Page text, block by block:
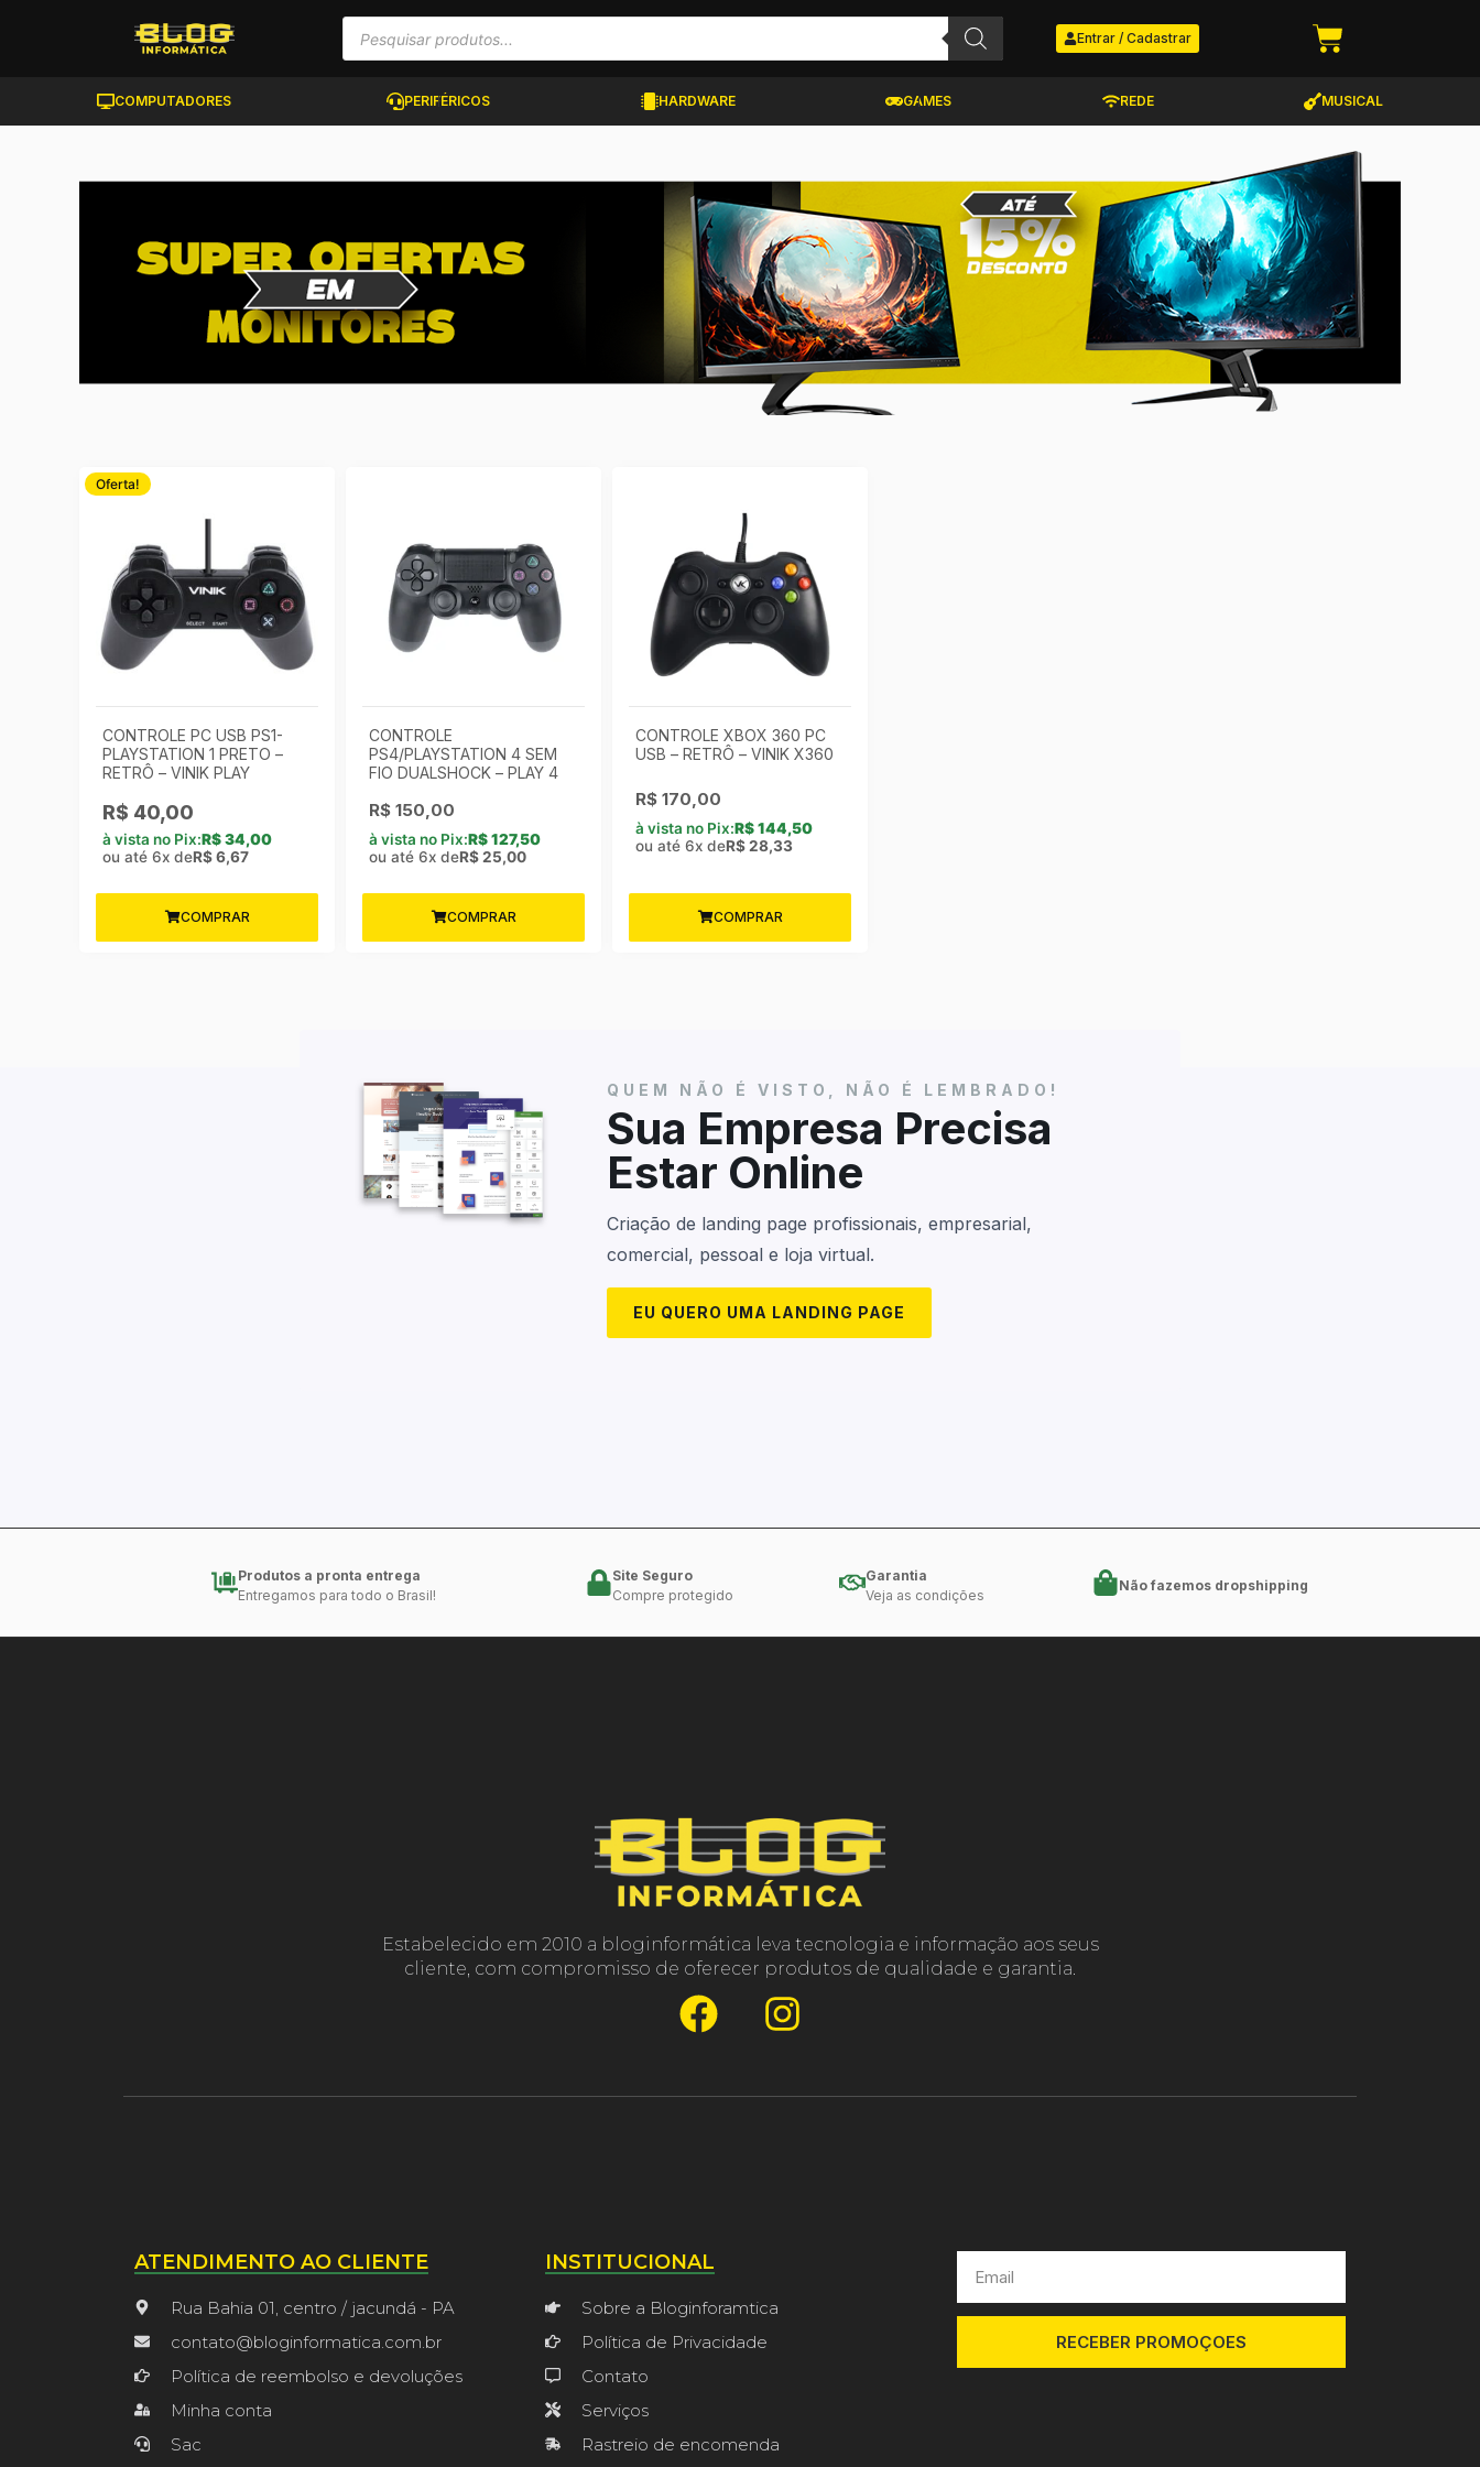
Entrar / Cadastrar
COMPUTADORES PERIFÉRICOS HARDWARE GAMES REDE MUSICAL
Oferta!
CONTROLE PC USB PS1-
PLAYSTATION 1 PRETO –
RETRÔ – VINIK PLAY
R$ 40,00
à vista no Pix:R$34,00
ou até 6x deR$6,67
COMPRAR
CONTROLE
PS4/PLAYSTATION 4 SEM
FIO DUALSHOCK – PLAY 4
R$ 150,00
à vista no Pix:R$127,50
ou até 6x deR$25,00
COMPRAR
CONTROLE XBOX 360 PC
USB – RETRÔ – VINIK X360
R$ 170,00
à vista no Pix:R$144,50
ou até 6x deR$28,33
COMPRAR
QUEM NÃO É VISTO, NÃO É LEMBRADO!
Sua Empresa Precisa
Estar Online
Criação de landing page profissionais, empresarial,
comercial, pessoal e loja virtual.
EU QUERO UMA LANDING PAGE
Produtos a pronta entrega
Entregamos para todo o Brasil!
Site Seguro
Compre protegido
Garantia
Veja as condições
Não fazemos dropshipping
Estabelecido em 2010 a bloginformática leva tecnologia e informação aos seus
cliente, com compromisso de oferecer produtos de qualidade e garantia.
ATENDIMENTO AO CLIENTE
Rua Bahia 01, centro / jacundá - PA
contato@bloginformatica.com.br
Política de reembolso e devoluções
Minha conta
Sac
INSTITUCIONAL
Sobre a Bloginforamtica
Política de Privacidade
Contato
Serviços
Rastreio de encomenda
RECEBER PROMOÇOES